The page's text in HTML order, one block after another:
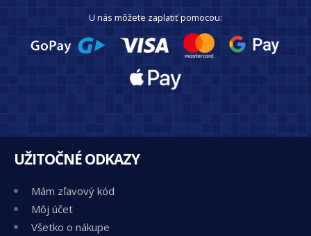
U nás môžete zaplatiť pomocou:
UŽITOČNÉ ODKAZY
Mám zľavový kód
Môj účet
Všetko o nákupe